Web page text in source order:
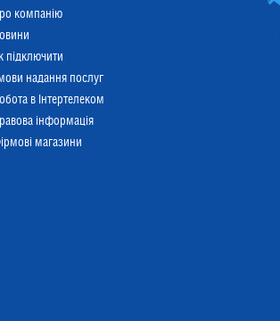
компанію
підключити
надання послуг
в Інтертелеком
інформація
магазини